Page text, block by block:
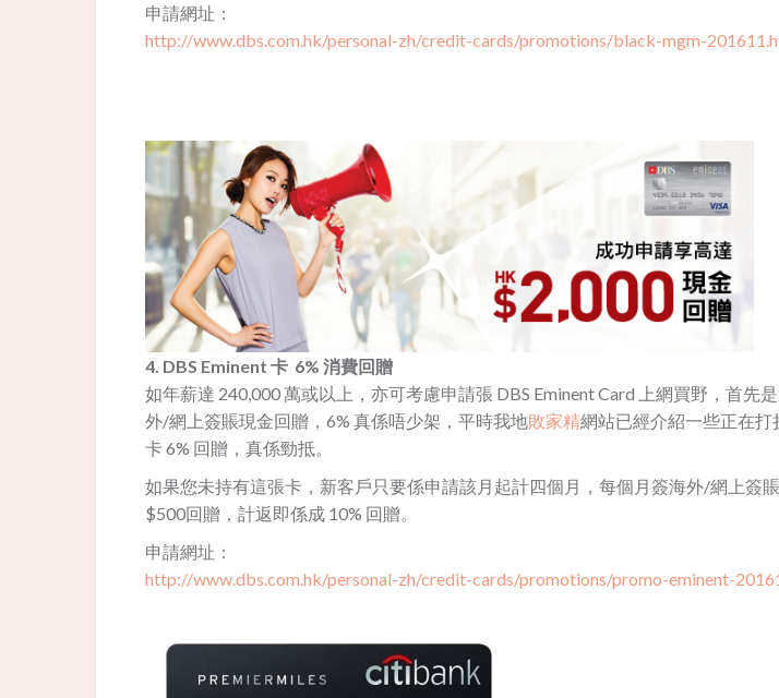
申請網址：
http://www.dbs.com.hk/personal-zh/credit-cards/promotions/black-mgm-
4. DBS Eminent 卡 6% 消費回贈
如年薪達 240,000 萬或以上，亦可考慮申請張 DBS Eminent Card 上網買野，首先
外/網上簽賬現金回贈，6% 真係唔少架，平時我地敗家精網站已經介紹一些正在打
卡 6% 回贈，真係勁抵。
如果您未持有這張卡，新客戶只要係申請該月起計四個月，每個月簽海外/網上簽
$500回贈，計返即係成 10% 回贈。
申請網址：
http://www.dbs.com.hk/personal-zh/credit-cards/promotions/promo-eminent-